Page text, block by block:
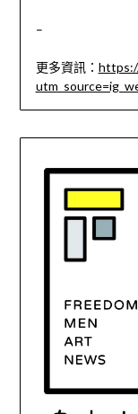
–
更多資訊：